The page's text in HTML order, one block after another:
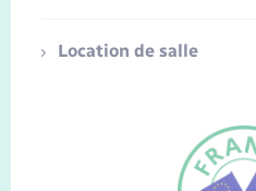
Location de salle